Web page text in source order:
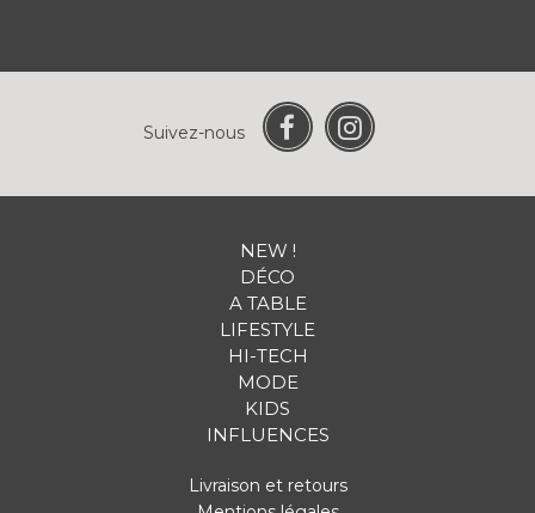
Suivez-nous
NEW !
DÉCO
A TABLE
LIFESTYLE
HI-TECH
MODE
KIDS
INFLUENCES
Livraison et retours